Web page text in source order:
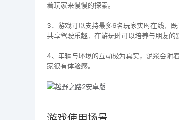
着玩家来慢慢的探索。
3、游戏可以支持最多6名玩家实时在线，
共享驾驶乐趣，在游玩时可以培养与朋友的
4、车辆与环境的互动极为真实，泥浆会附
家很有体验感。